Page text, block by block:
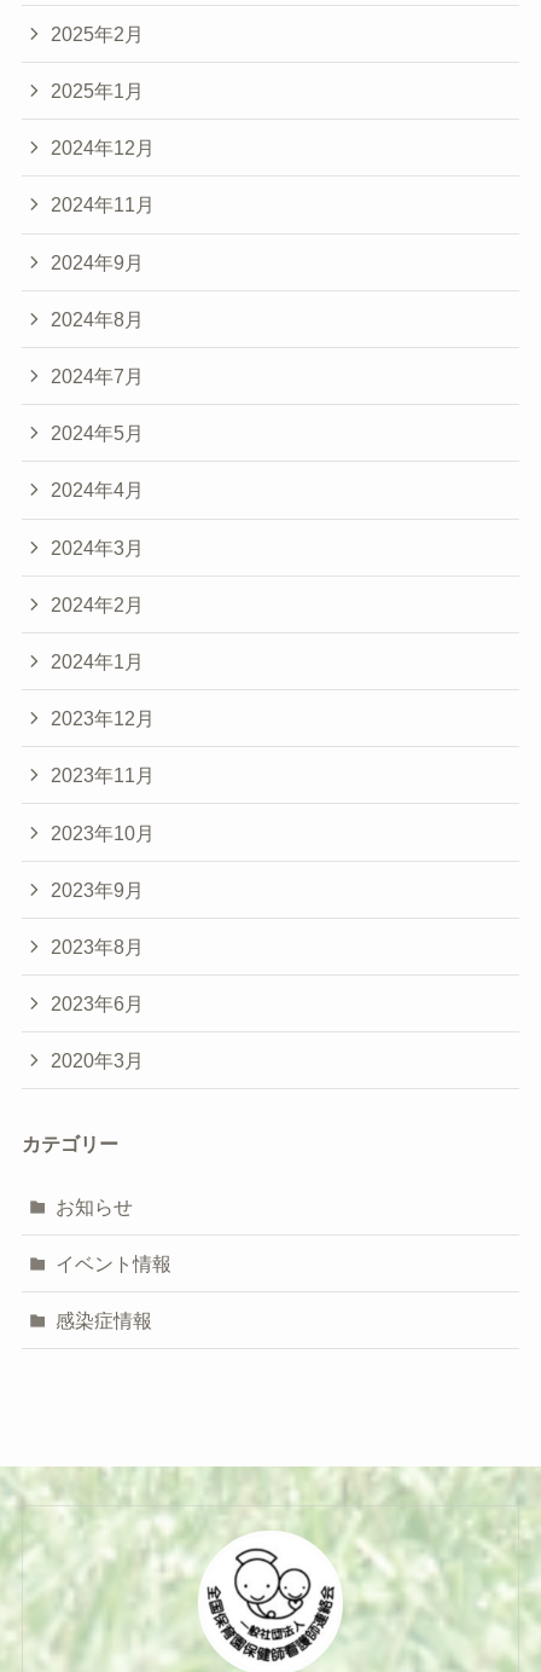
2025年2月
2025年1月
2024年12月
2024年11月
2024年9月
2024年8月
2024年7月
2024年5月
2024年4月
2024年3月
2024年2月
2024年1月
2023年12月
2023年11月
2023年10月
2023年9月
2023年8月
2023年6月
2020年3月
カテゴリー
お知らせ
イベント情報
感染症情報